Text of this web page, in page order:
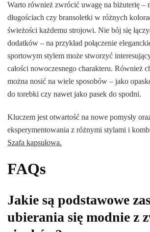
Warto również zwrócić uwagę na biżuterię –
długościach czy bransoletki w różnych
świeżości każdemu strojowi. Nie bój się
dodatków – na przykład połączenie
sportowym stylem może stworzyć
całości nowoczesnego charakteru. Również
można nosić na wiele sposobów – jako
do torebki czy nawet jako pasek do spodni.
Kluczem jest otwartość na nowe pomysły
eksperymentowania z różnymi stylami i
Szafa kapsułowa.
FAQs
Jakie są podstawowe
ubierania się modnie z